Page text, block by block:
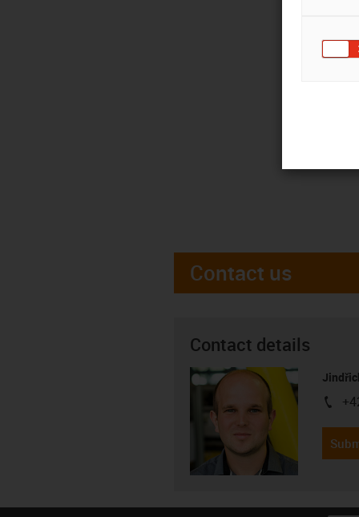
Contact us
Contact details
igus-